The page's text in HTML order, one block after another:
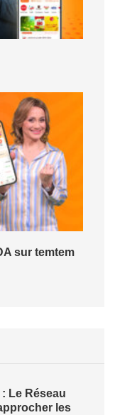
sur temtem
Le Réseau
les